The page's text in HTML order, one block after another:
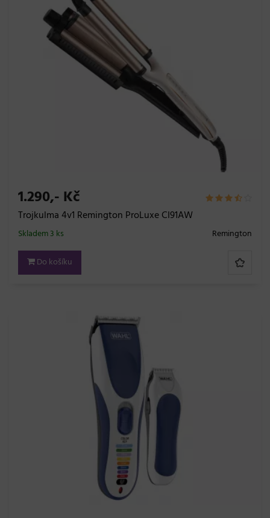
1.290,- Kč
Trojkulma 4v1 Remington ProLuxe CI91AW
Remington
Skladem 3 ks
Do košíku